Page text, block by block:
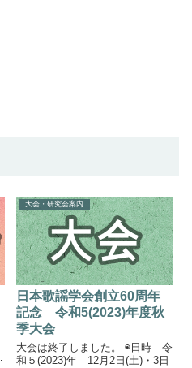
大会・研究会案内
日本歌謡学会創立60周年
記念 令和5(2023)年度秋
季大会
大会は終了しました。 ◉日時 令
和５(2023)年 12月2日(土)・3日